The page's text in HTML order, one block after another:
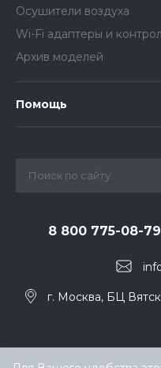
Осушители воздуха
Wi-Fi адаптеры и
Архив моделей
Помощь
8 800 775-08-79
г. Москва, БЦ